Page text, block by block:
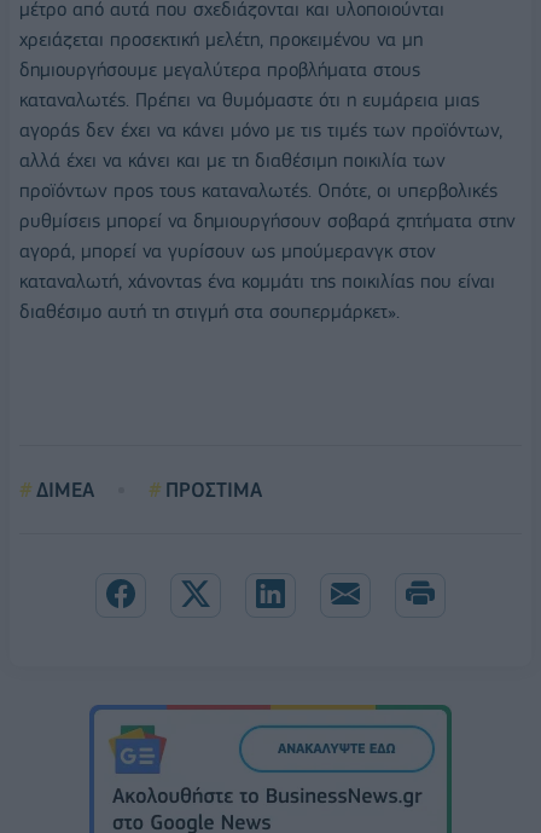
μέτρο από αυτά που σχεδιάζονται και υλοποιούνται
χρειάζεται προσεκτική μελέτη, προκειμένου να μη
δημιουργήσουμε μεγαλύτερα προβλήματα στους
καταναλωτές. Πρέπει να θυμόμαστε ότι η ευμάρεια μιας
αγοράς δεν έχει να κάνει μόνο με τις τιμές των προϊόντων,
αλλά έχει να κάνει και με τη διαθέσιμη ποικιλία των
προϊόντων προς τους καταναλωτές. Οπότε, οι υπερβολικές
ρυθμίσεις μπορεί να δημιουργήσουν σοβαρά ζητήματα στην
αγορά, μπορεί να γυρίσουν ως μπούμερανγκ στον
καταναλωτή, χάνοντας ένα κομμάτι της ποικιλίας που είναι
διαθέσιμο αυτή τη στιγμή στα σουπερμάρκετ».
ΔΙΜΕΑ ΠΡΟΣΤΙΜΑ